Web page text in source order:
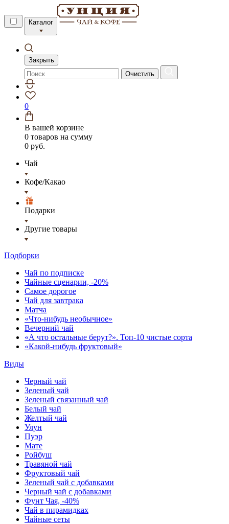
Каталог
Закрыть
Очистить
0
В вашей корзине
0 товаров на сумму
0 руб.
Чай
Кофе/Какао
Подарки
Другие товары
Подборки
Чай по подписке
Чайные сценарии, -20%
Самое дорогое
Чай для завтрака
Матча
«Что-нибудь необычное»
Вечерний чай
«А что остальные берут?». Топ-10 чистые сорта
«Какой-нибудь фруктовый»
Виды
Черный чай
Зеленый чай
Зеленый связанный чай
Белый чай
Желтый чай
Улун
Пуэр
Мате
Ройбуш
Травяной чай
Фруктовый чай
Зеленый чай с добавками
Черный чай с добавками
Фунт Чая, -40%
Чай в пирамидках
Чайные сеты